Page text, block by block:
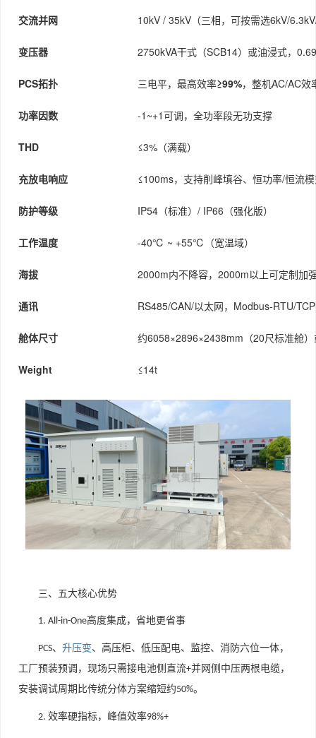
交流并网 10kV / 35kV（三相，可按需选6kV/
变压器 2750kVA干式（SCB14）或油浸式，
PCS拓扑 三电平，最高效率≥99%，整机AC/AC效
功率因数 -1~+1可调，全功率段无功支撑
THD ≤3%（满载）
充放电响应 ≤100ms，支持削峰填谷、恒功率/恒流
防护等级 IP54（标准）/ IP66（强化版）
工作温度 -40℃ ~ +55℃（宽温域）
海拔 2000m内不降容，2000m以上可定制加
通讯 RS485/CAN/以太网，Modbus-RTU/
舱体尺寸 约6058×2896×2438mm（20尺标准舱
Weight ≤14t
三、五大核心优势
1. All-in-One高度集成，省地更省事
PCS、 升压变、高压柜、低压配电、监控、消防六位一体，
工厂预装预调，现场只需接电池侧直流+并网侧中压两根电缆，
安装调试周期比传统分体方案缩短约50%。
2. 效率硬指标，峰值效率98%+